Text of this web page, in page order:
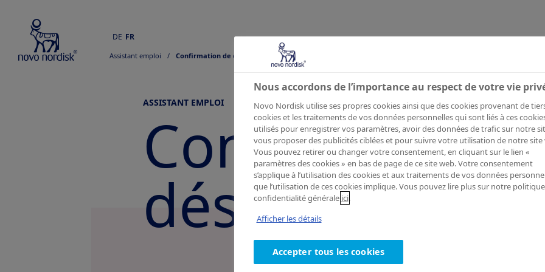
DE FR
Assistant emploi
  /
Confirmation de désabonnement
ASSISTANT EMPLOI
Confirmation
désinscription
Nous accordons de l’importance au respect de votre vie
Novo Nordisk utilise ses propres cookies ainsi que des cookies provenant de
cookies et les traitements de vos données personnelles qui sont liés à ces
utilisés pour enregistrer vos paramètres, avoir des données de trafic sur notre
vous proposer des publicités ciblées et pour suivre votre utilisation de notre site
Vous pouvez retirer ou changer votre consentement, en cliquant sur le lien «
paramètres des cookies » en bas de page de ce site web. Votre consentement
s’applique à l’utilisation des cookies et aux traitements de vos données
que l’utilisation de ces cookies implique. Vous pouvez lire plus sur notre
confidentialité générale ici.
Afficher les détails
Accepter tous les cookies